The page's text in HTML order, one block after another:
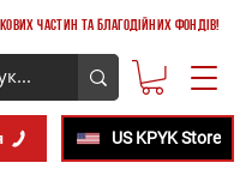
частин та благодійних фондів!
US KPYK Store